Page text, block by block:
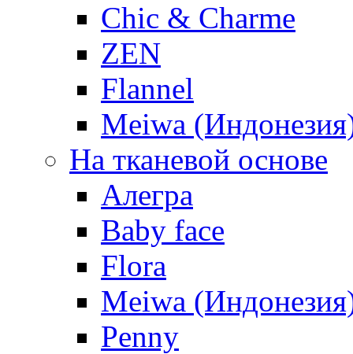
Chic & Charme
ZEN
Flannel
Meiwa
На тканевой основе
Алегра
Baby face
Flora
Meiwa
Penny